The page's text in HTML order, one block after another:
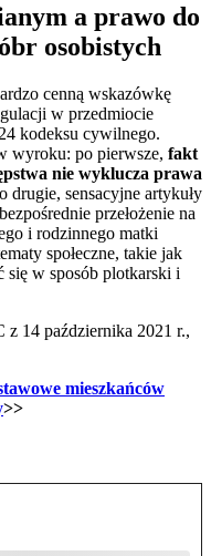
a prawo do
osobistych
cenną wskazówkę
w przedmiocie
kodeksu cywilnego.
wyroku: po pierwsze, fakt
nie wyklucza prawa
drugie, sensacyjne artykuły
przełożenie na
i rodzinnego matki
społeczne, takie jak
się w sposób plotkarski i
14 października 2021 r.,
mieszkańców
>>